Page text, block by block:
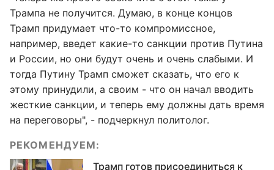
Трампа не получится. Думаю, в конце концов
Трамп придумает что-то компромиссное,
например, введет какие-то санкции против Путина
и России, но они будут очень и очень слабыми. И
тогда Путину Трамп сможет сказать, что его к
этому принудили, а своим - что он начал вводить
жесткие санкции, и теперь ему должны дать время
на переговоры", - подчеркнул политолог.
РЕКОМЕНДУЕМ:
Трамп готов присоединиться к